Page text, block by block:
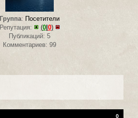
Группа: Посетители
Репутация:
(0| 0)
Публикаций: 5
Комментариев: 99
0